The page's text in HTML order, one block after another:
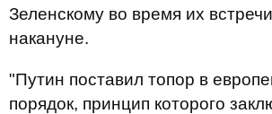
Зеленскому во время их
накануне.
"Путин поставил топор в
порядок, принцип которого